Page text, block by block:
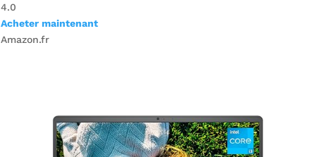
4.0
Acheter maintenant
Amazon.fr